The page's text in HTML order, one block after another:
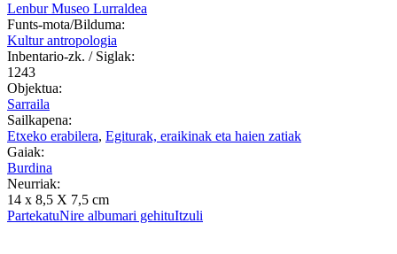
Lenbur Museo Lurraldea
Funts-mota/Bilduma:
Kultur antropologia
Inbentario-zk. / Siglak:
1243
Objektua:
Sarraila
Sailkapena:
Etxeko erabilera, Egiturak, eraikinak eta haien zatiak
Gaiak:
Burdina
Neurriak:
14 x 8,5 X 7,5 cm
PartekatuNire albumari gehituItzuli